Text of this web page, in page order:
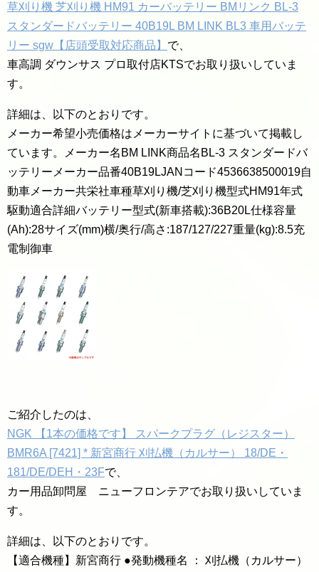
草刈り機 芝刈り機 HM91 カーバッテリー BMリンク BL-3
スタンダードバッテリー 40B19L BM LINK BL3 車用バッテ
リー sgw【店頭受取対応商品】 で、
車高調 ダウンサス プロ取付店KTSでお取り扱いしていま
す。
詳細は、以下のとおりです。
メーカー希望小売価格はメーカーサイトに基づいて掲載し
ています。メーカー名BM LINK商品名BL-3 スタンダードバ
ッテリーメーカー品番40B19LJANコード4536638500019自
動車メーカー共栄社車種草刈り機/芝刈り機型式HM91年式
駆動適合詳細バッテリー型式(新車搭載):36B20L仕様容量
(Ah):28サイズ(mm)横/奥行/高さ:187/127/227重量(kg):8.5充
電制御車
ご紹介したのは、
NGK 【1本の価格です】 スパークプラグ（レジスター）
BMR6A [7421] * 新宮商行 刈払機（カルサー） 18/DE・
181/DE/DEH・23Fで、
カー用品卸問屋 ニューフロンテアでお取り扱いしていま
す。
詳細は、以下のとおりです。
【適合機種】新宮商行 ●発動機種名 ： 刈払機（カルサー）